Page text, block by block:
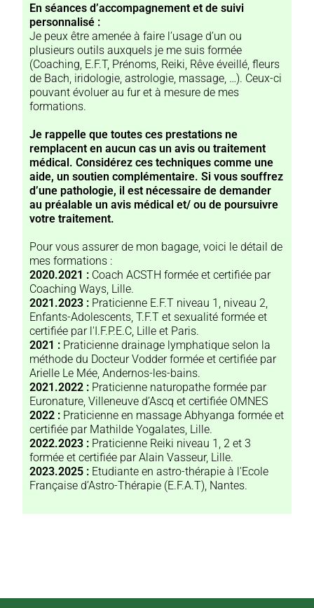
En séances d’accompagnement et de suivi
personnalisé :
Je peux être amenée à faire l’usage d’un ou
plusieurs outils auxquels je me suis formée
(Coaching, E.F.T, Prénoms, Reiki, Rêve éveillé, fleurs
de Bach, iridologie, astrologie, massage, …). Ceux-ci
pouvant évoluer au fur et à mesure de mes
formations.
Je rappelle que toutes ces prestations ne
remplacent en aucun cas un avis ou traitement
médical. Considérez ces techniques comme une
aide, un soutien complémentaire. Si vous souffrez
d’une pathologie, il est nécessaire de demander
au préalable un avis médical et/ ou de poursuivre
votre traitement.
Pour vous assurer de mon bagage, voici le détail de
mes formations :
2020.2021 : Coach ACSTH formée et certifiée par
Coaching Ways, Lille.
2021.2023 : Praticienne E.F.T niveau 1, niveau 2,
Enfants-Adolescents, T.F.T et sexualité formée et
certifiée par l'I.F.P.E.C, Lille et Paris.
2021 : Praticienne drainage lymphatique selon la
méthode du Docteur Vodder formée et certifiée par
Arielle Le Mée, Andernos-les-bains.
2021.2022 : Praticienne naturopathe formée par
Euronature, Villeneuve d’Ascq et certifiée OMNES
2022 : Praticienne en massage Abhyanga formée et
certifiée par Mathilde Yogalates, Lille.
2022.2023 : Praticienne Reiki niveau 1, 2 et 3
formée et certifiée par Alain Vasseur, Lille.
2023.2025 : Etudiante en astro-thérapie à l'Ecole
Française d’Astro-Thérapie (E.F.A.T), Nantes.